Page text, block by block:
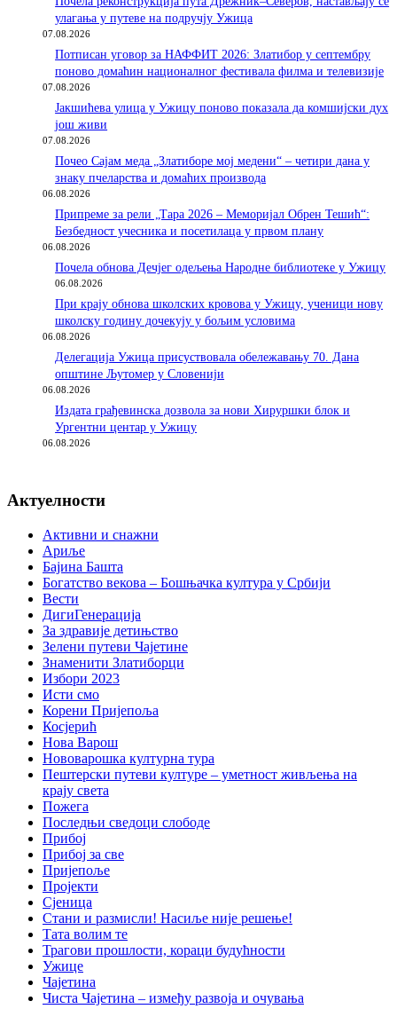
улагања у путеве на подручју Ужица
07.08.2026
Потписан уговор за НАФФИТ 2026: Златибор у септембру
поново домаћин националног фестивала филма и телевизије
07.08.2026
Јакшићева улица у Ужицу поново показала да комшијски дух
још живи
07.08.2026
Почео Сајам меда „Златиборе мој медени“ – четири дана у
знаку пчеларства и домаћих производа
06.08.2026
Припреме за рели „Тара 2026 – Меморијал Обрен Тешић“:
Безбедност учесника и посетилаца у првом плану
06.08.2026
Почела обнова Дечјег одељења Народне библиотеке у Ужицу
06.08.2026
При крају обнова школских кровова у Ужицу, ученици нову
школску годину дочекују у бољим условима
06.08.2026
Делегација Ужица присуствовала обележавању 70. Дана
општине Љутомер у Словенији
06.08.2026
Издата грађевинска дозвола за нови Хируршки блок и
Ургентни центар у Ужицу
06.08.2026
Актуелности
Активни и снажни
Ариље
Бајина Башта
Богатство векова – Бошњачка култура у Србији
Вести
ДигиГенерација
За здравије детињство
Зелени путеви Чајетине
Знаменити Златиборци
Избори 2023
Исти смо
Корени Пријепоља
Косјерић
Нова Варош
Нововарошка културна тура
Пештерски путеви културе – уметност живљења на
крају света
Пожега
Последњи сведоци слободе
Прибој
Прибој за све
Пријепоље
Пројекти
Сјеница
Стани и размисли! Насиље није решење!
Тата волим те
Трагови прошлости, кораци будућности
Ужице
Чајетина
Чиста Чајетина – између развоја и очувања